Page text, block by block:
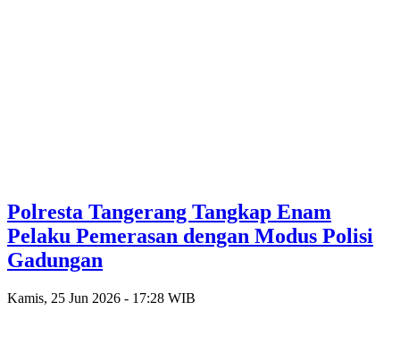
Polresta Tangerang Tangkap Enam
Pelaku Pemerasan dengan Modus Polisi
Gadungan
Kamis, 25 Jun 2026 - 17:28 WIB